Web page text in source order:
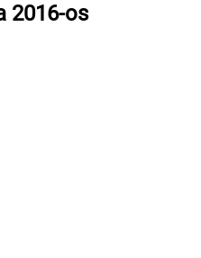
2016-os